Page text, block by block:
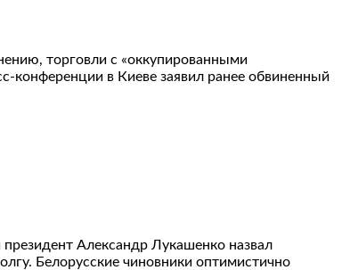
торговли с «оккупированными
в Киеве заявил ранее обвиненный
Александр Лукашенко назвал
Белорусские чиновники оптимистично